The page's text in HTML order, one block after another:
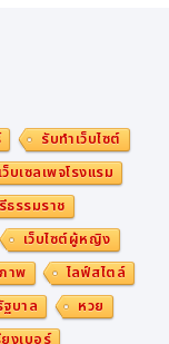
งกฎหมาย มากกว่
ญ่มักมองว่าประช
ทรัพย์ที่ค่อนข้าง
สายสัมพันธ์ของค
งประเทศ แต่สมม
. Juerg Steffen
Partners กล่าว
รับทำเว็บไซต์
เว็บเซลเพจโรงแรม
ธรรมราช
เว็บไซต์ผู้หญิง
าพ
ไลฟ์สไตล์
บาล
หวย
ยงเบอร์